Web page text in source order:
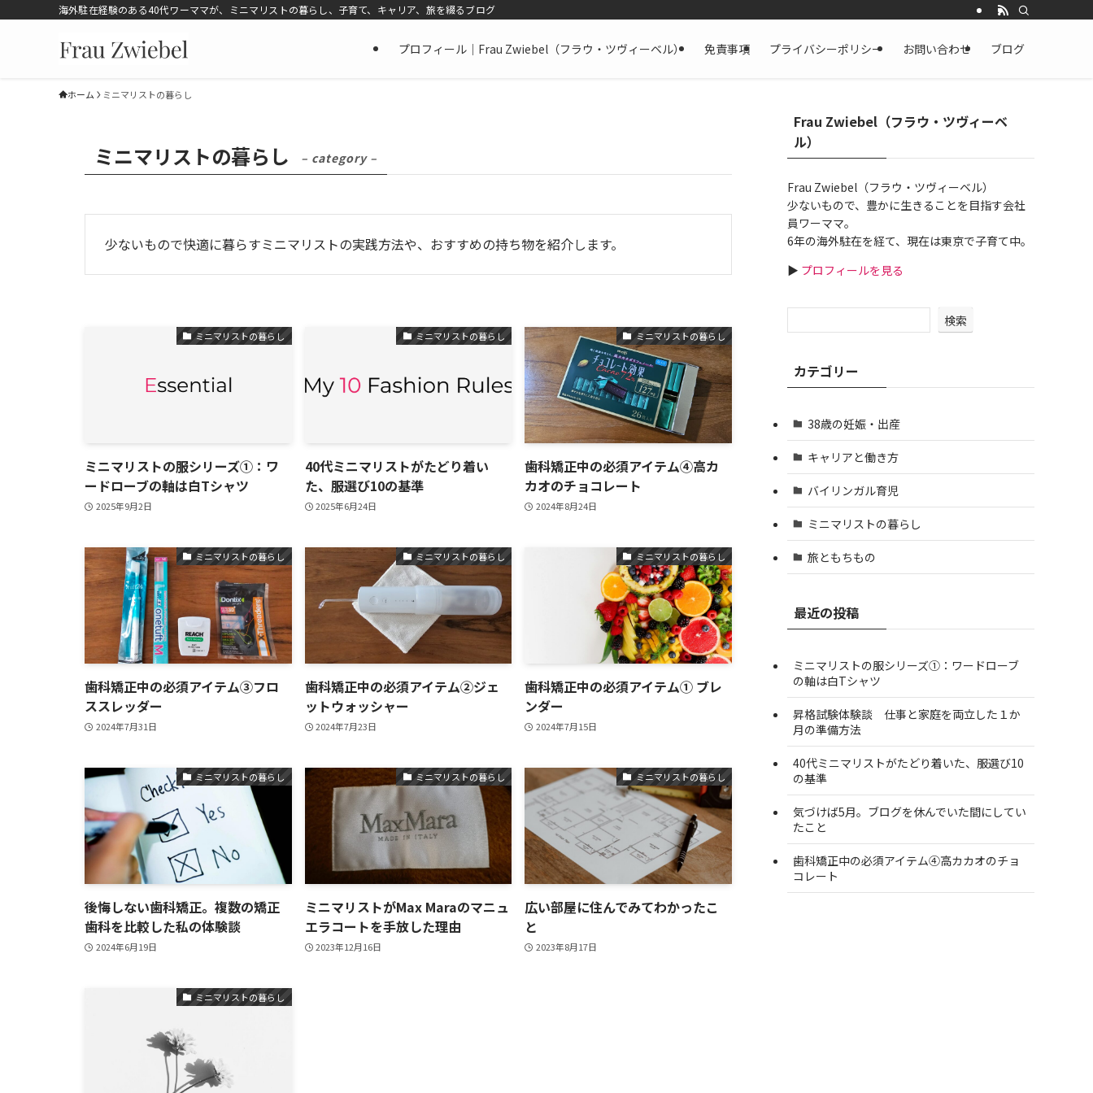
海外駐在経験のある40代ワーママが、ミニマリストの暮らし、子育て、キャリア、旅を綴るブログ
プロフィール｜Frau Zwiebel（フラウ・ツヴィーベル） 免責事項 プライバシーポリシー お問い合わせ ブログ
ホーム ミニマリストの暮らし
ミニマリストの暮らし – category –
少ないもので快適に暮らすミニマリストの実践方法や、おすすめの持ち物を紹介します。
ミニマリストの暮らし
ミニマリストの服シリーズ①：ワ
ードローブの軸は白Tシャツ
2025年9月2日
ミニマリストの暮らし
40代ミニマリストがたどり着い
た、服選び10の基準
2025年6月24日
ミニマリストの暮らし
歯科矯正中の必須アイテム④高カ
カオのチョコレート
2024年8月24日
ミニマリストの暮らし
歯科矯正中の必須アイテム③フロ
ススレッダー
2024年7月31日
ミニマリストの暮らし
歯科矯正中の必須アイテム②ジェ
ットウォッシャー
2024年7月23日
ミニマリストの暮らし
歯科矯正中の必須アイテム① ブレ
ンダー
2024年7月15日
ミニマリストの暮らし
後悔しない歯科矯正。複数の矯正
歯科を比較した私の体験談
2024年6月19日
ミニマリストの暮らし
ミニマリストがMax Maraのマニュ
エラコートを手放した理由
2023年12月16日
ミニマリストの暮らし
広い部屋に住んでみてわかったこ
と
2023年8月17日
ミニマリストの暮らし
Frau Zwiebel（フラウ・ツヴィーベ
ル）
Frau Zwiebel（フラウ・ツヴィーベル）
少ないもので、豊かに生きることを目指す会社
員ワーママ。
6年の海外駐在を経て、現在は東京で子育て中。
▶ プロフィールを見る
検索
カテゴリー
38歳の妊娠・出産
キャリアと働き方
バイリンガル育児
ミニマリストの暮らし
旅ともちもの
最近の投稿
ミニマリストの服シリーズ①：ワードローブ
の軸は白Tシャツ
昇格試験体験談 仕事と家庭を両立した１か
月の準備方法
40代ミニマリストがたどり着いた、服選び10
の基準
気づけば5月。ブログを休んでいた間にしてい
たこと
歯科矯正中の必須アイテム④高カカオのチョ
コレート